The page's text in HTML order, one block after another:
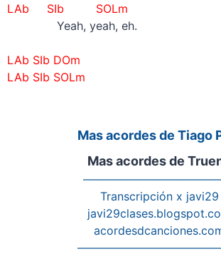
LAb SIb SOLm
Yeah, yeah, eh.
LAb SIb DOm
LAb SIb SOLm
Mas acordes de Tiago
Mas acordes de
Transcripción x javi29